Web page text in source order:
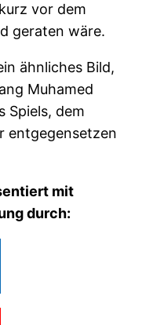
vor dem
geraten wäre.
ähnliches Bild,
Muhamed
Spiels, dem
entgegensetzen
mit
durch: